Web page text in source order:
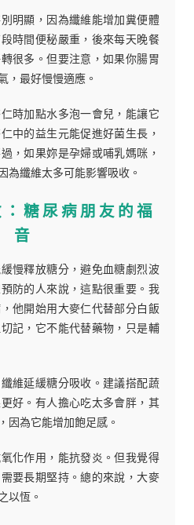
明顯，因為纖維能增加糞便體
時間便秘嚴重，後來每天晚餐
很多。但要注意，如果你腸胃
，最好慢慢適應。
時加點水多泡一會兒，能讓它
中的益生元能促進好菌生長，
，如果妳是孕婦或哺乳媽咪，
為纖維太多可能影響吸收。
糖尿病朋友的福
音
慢釋放糖分，避免血糖劇烈波
防的人來說，這點很重要。我
他開始用大麥仁代替部分白飯
記，它不能代替藥物，只是輔
維延緩糖分吸收。建議搭配蔬
好。有人擔心吃太多會胖，其
因為它能增加飽足感。
化作用，能抗發炎。但我覺得
要長期堅持。總的來說，大麥
以恆。